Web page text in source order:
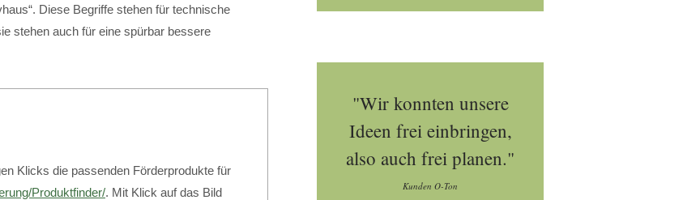
Diese Begriffe stehen für technische
stehen auch für eine spürbar bessere
Klicks die passenden Förderprodukte für
Produktfinder/. Mit Klick auf das Bild
"Wir konnten unsere
Ideen frei einbringen,
also auch frei planen."
Kunden O-Ton